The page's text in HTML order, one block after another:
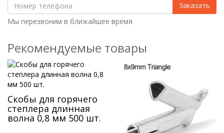
Заказать
Мы перезвоним в ближайшее время
Рекомендуемые товары
Скобы для горячего
степлера длинная
волна 0,8 мм 500 шт.